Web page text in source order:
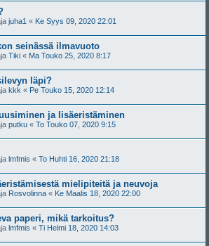
juha1 « Ke Syys 09, 2020 22:01
seinässä ilmavuoto
Tiki « Ma Touko 25, 2020 8:17
läpi?
kkk « Pe Touko 15, 2020 12:14
ja lisäeristäminen
putku « To Touko 07, 2020 9:15
lmfmis « To Huhti 16, 2020 21:18
mielipiteitä ja neuvoja
Rosvolinna « Ke Maalis 18, 2020 22:00
paperi, mikä tarkoitus?
lmfmis « Ti Helmi 18, 2020 14:03